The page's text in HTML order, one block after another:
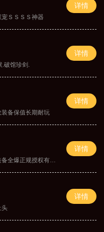
ＳＳＳＳ神器
详情
破馆珍剑.
详情
备保值长期耐玩
详情
爆正规授权有保障
详情
头
详情